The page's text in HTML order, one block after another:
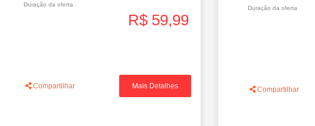
Duração da oferta
R$ 59,99
Compartilhar Mais Detalhes
Duração da oferta
Compartilhar